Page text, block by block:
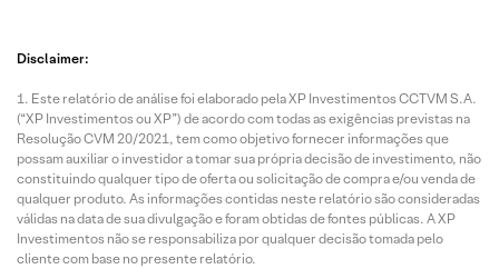
Disclaimer:
Este relatório de análise foi elaborado pela XP Investimentos CCTVM S.A.
(“XP Investimentos ou XP”) de acordo com todas as exigências previstas na
Resolução CVM 20/2021, tem como objetivo fornecer informações que
possam auxiliar o investidor a tomar sua própria decisão de investimento, não
constituindo qualquer tipo de oferta ou solicitação de compra e/ou venda de
qualquer produto. As informações contidas neste relatório são consideradas
válidas na data de sua divulgação e foram obtidas de fontes públicas. A XP
Investimentos não se responsabiliza por qualquer decisão tomada pelo
cliente com base no presente relatório.